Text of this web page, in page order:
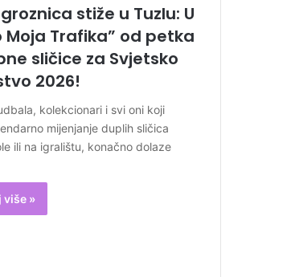
stiže u Tuzlu: U
Moja Trafika” od petka
sličice za Svjetsko
2026!
kolekcionari i svi oni koji
mijenjanje duplih sličica
ili na igralištu, konačno dolaze
više »